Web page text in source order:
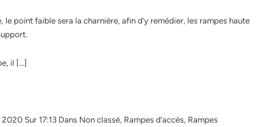
le point faible sera la charnière, afin d’y remédier, les rampes haute
il […]
Sur 17:13 Dans Non classé, Rampes d’accès, Rampes